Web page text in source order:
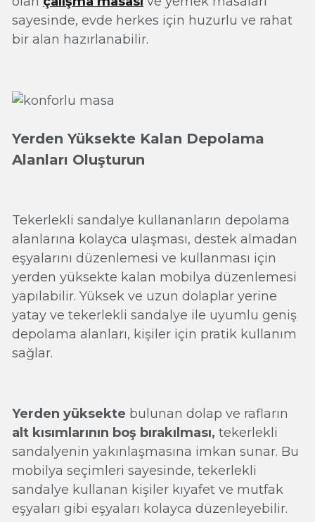
sayesinde, evde herkes için huzurlu ve rahat
bir alan hazırlanabilir.
Yerden Yüksekte Kalan Depolama
Alanları Oluşturun
Tekerlekli sandalye kullananların depolama
alanlarına kolayca ulaşması, destek almadan
eşyalarını düzenlemesi ve kullanması için
yerden yüksekte kalan mobilya düzenlemesi
yapılabilir. Yüksek ve uzun dolaplar yerine
yatay ve tekerlekli sandalye ile uyumlu geniş
depolama alanları, kişiler için pratik kullanım
sağlar.
Yerden yüksekte bulunan dolap ve rafların
alt kısımlarının boş bırakılması, tekerlekli
sandalyenin yakınlaşmasına imkan sunar. Bu
mobilya seçimleri sayesinde, tekerlekli
sandalye kullanan kişiler kıyafet ve mutfak
eşyaları gibi eşyaları kolayca düzenleyebilir.